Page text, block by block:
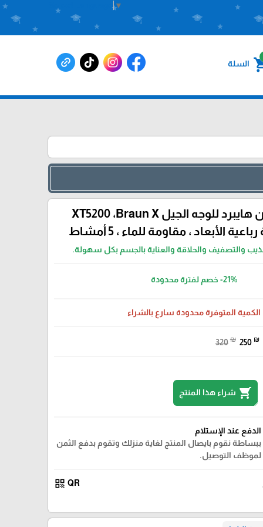
Select Language▼
السلة
ماكينة براون هايبرد للوجه الجيل XT5200 ،Braun X
الأبعاد ، مقاومة للماء ، 5 أمشاط
والتصفيف والحلاقة والعناية بالجسم بكل سهولة.
-21% خصم لفترة محدودة
الكمية المتوفرة محدودة سارع بالشراء
320 ₪ 250 ₪
shopping_cart شراء هذا المنتج
الدفع عند الإستلام
ببساطة نقوم بايصال المنتج لغاية منزلك وتقوم بدفع الثمن
لموظف التوصيل.
QR
qr_code